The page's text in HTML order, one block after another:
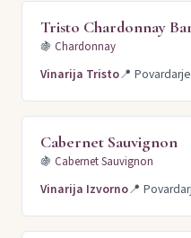
Tristo Chardonnay
🍇 Chardonnay
Vinarija Tristo📍 Povardarje
Cabernet Sauvignon
🍇 Cabernet Sauvignon
Vinarija Izvorno📍